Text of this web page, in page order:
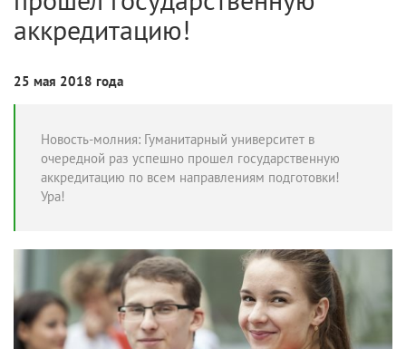
аккредитацию!
25 мая 2018 года
Новость-молния: Гуманитарный университет в
очередной раз успешно прошел государственную
аккредитацию по всем направлениям подготовки!
Ура!